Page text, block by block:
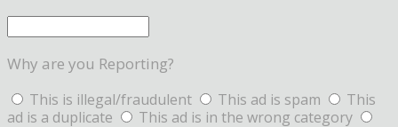
Why are you Reporting?
This is illegal/fraudulent This ad is spam
This
ad is a duplicate
This ad is in the wrong category